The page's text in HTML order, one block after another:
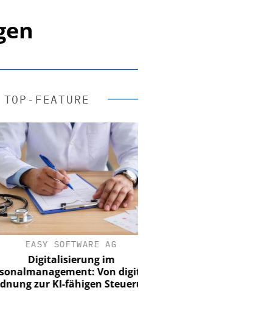
TOP-FEATURE
EASY SOFTWARE AG
Digitalisierung im
Von digitaler
zur KI-fähigen Steuerung